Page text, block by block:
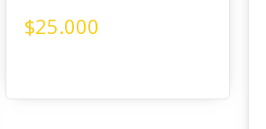
$25.000